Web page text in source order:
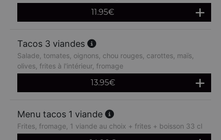
11.95€
Tacos 3 viandes
Salade, tomates, oignons, chou rouges, carottes, maïs,
olives, frites à l'intérieur, fromage
13.95€
Menu tacos 1 viande
Frites, fromage, 1 viande au choix + frites + boisson 33 cl